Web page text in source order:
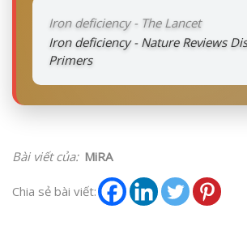
Iron deficiency - The Lancet
Iron deficiency - Nature Reviews
Primers
Bài viết của: MiRA
Chia sẻ bài viết: